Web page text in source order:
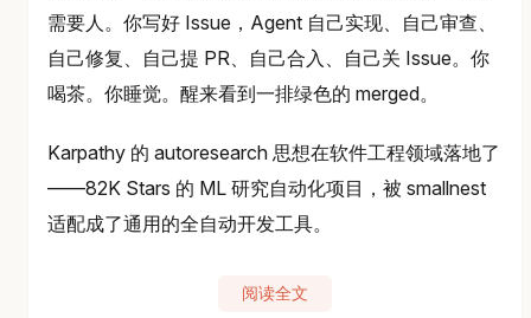
需要人。你写好 Issue，Agent 自己实现、自己审查、
自己修复、自己提 PR、自己合入、自己关 Issue。你
喝茶。你睡觉。醒来看到一排绿色的 merged。
Karpathy 的 autoresearch 思想在软件工程领域落地了
——82K Stars 的 ML 研究自动化项目，被 smallnest
适配成了通用的全自动开发工具。
阅读全文